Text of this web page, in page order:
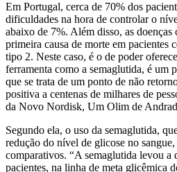
Em Portugal, cerca de 70% dos
dificuldades na hora de controlar o
abaixo de 7%. Além disso, as doenças
primeira causa de morte em pacientes
tipo 2. Neste caso, é o de poder
ferramenta como a semaglutida, é um
que se trata de um ponto de não
positiva a centenas de milhares de
da Novo Nordisk, Um Olim de
Segundo ela, o uso da semaglutida,
redução do nível de glicose no
comparativos. “A semaglutida levou a
pacientes, na linha de meta glicêmica